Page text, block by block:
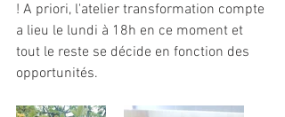
! A priori, l'atelier transformation compte
a lieu le lundi à 18h en ce moment et
tout le reste se décide en fonction des
opportunités.